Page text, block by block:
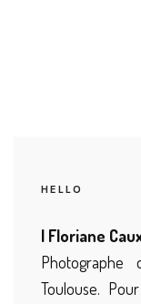
HELLO
| Floriane
Toulouse.